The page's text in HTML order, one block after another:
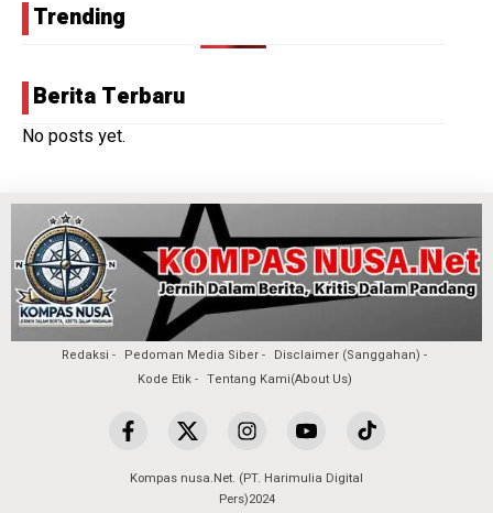
Trending
Berita Terbaru
No posts yet.
Redaksi Pedoman Media Siber
Disclaimer (Sanggahan)
Kode Etik
Tentang Kami(About Us)
Kompas nusa.Net. (PT. Harimulia Digital
Pers)2024